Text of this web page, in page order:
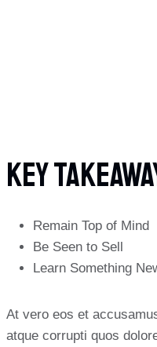
Key
Remain Top of Mind
Be Seen to Sell
Learn Something
At vero eos et
atque corrupti quos